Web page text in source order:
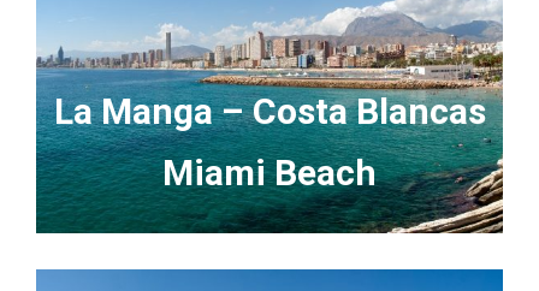
La Manga – Costa Blancas
Miami Beach